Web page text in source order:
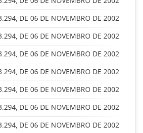
DE 06 DE NOVEMBRO DE 2002
DE 06 DE NOVEMBRO DE 2002
DE 06 DE NOVEMBRO DE 2002
DE 06 DE NOVEMBRO DE 2002
DE 06 DE NOVEMBRO DE 2002
DE 06 DE NOVEMBRO DE 2002
DE 06 DE NOVEMBRO DE 2002